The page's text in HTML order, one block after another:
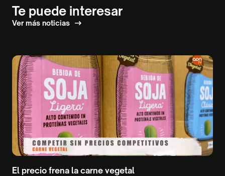
Te puede interesar
Ver más noticias
El precio frena la carne vegetal